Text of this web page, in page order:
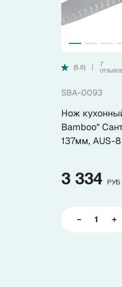
Ножи по видам
Ножи по назначению
Аксессуары
(5.0)
7
SBA-0093
Нож
Bamboo"
137мм, AUS-8
3 334 РУБ